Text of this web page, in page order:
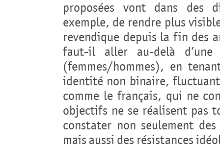
proposées vont dans des
exemple, de rendre plus
revendique depuis la fin des
faut-il aller au-delà
(femmes/hommes), en
identité non binaire,
comme le français, qui ne
objectifs ne se réalisent pas
constater non seulement
mais aussi des résistances